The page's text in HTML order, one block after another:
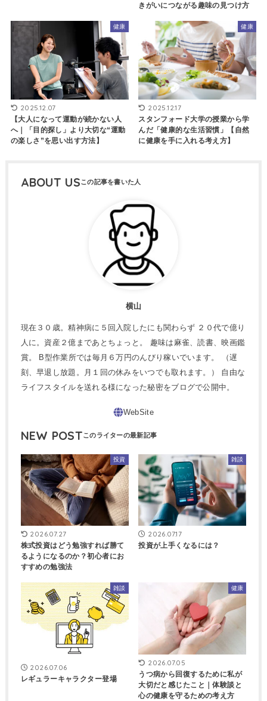
きがいにつながる趣味の見つけ方
健康
2025.12.07
【大人になって運動が続かない人
へ｜「目的探し」より大切な“運動
の楽しさ”を思い出す方法】
健康
2025.12.17
スタンフォード大学の授業から学
んだ「健康的な生活習慣」【自然
に健康を手に入れる考え方】
ABOUT US
横山
現在３０歳。精神病に５回入院したにも関わらず ２０代で億り
人に。資産２億まであとちょっと。 趣味は麻雀、読書、映画鑑
賞。 B型作業所では毎月６万円のんびり稼いでいます。 （遅
刻、早退し放題。月１回の休みをいつでも取れます。） 自由な
ライフスタイルを送れる様になった秘密をブログで公開中。
NEW POST
投資
2026.07.27
株式投資はどう勉強すれば勝て
るようになるのか？初心者にお
すすめの勉強法
雑談
2026.07.17
投資が上手くなるには？
雑談
2026.07.06
レギュラーキャラクター登場
健康
2026.07.05
うつ病から回復するために私が
大切だと感じたこと｜体験談と
心の健康を守るための考え方